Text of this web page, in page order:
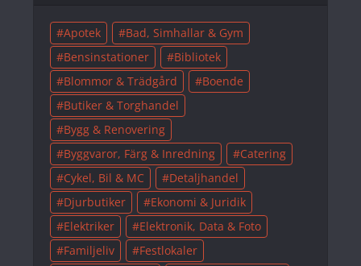
Apotek
Bad, Simhallar & Gym
Bensinstationer
Bibliotek
Blommor & Trädgård
Boende
Butiker & Torghandel
Bygg & Renovering
Byggvaror, Färg & Inredning
Catering
Cykel, Bil & MC
Detaljhandel
Djurbutiker
Ekonomi & Juridik
Elektriker
Elektronik, Data & Foto
Familjeliv
Festlokaler